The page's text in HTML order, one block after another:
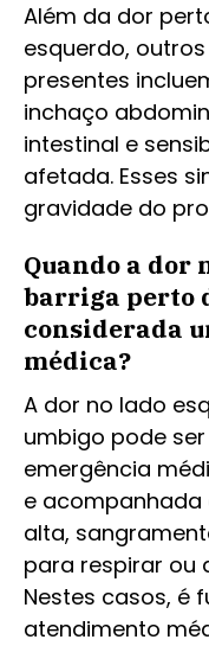
Além da dor
esquerdo,
presentes
inchaço
intestinal e
afetada. Esses
gravidade do
Quando a dor
barriga perto
considerada
médica?
A dor no lado
umbigo pode
emergência
e
alta,
para respirar ou
Nestes casos, é
atendimento